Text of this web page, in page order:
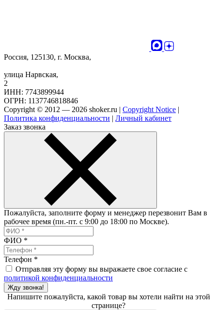
Россия, 125130, г. Москва,
улица Нарвская,
2
ИНН: 7743899944
ОГРН: 1137746818846
Copyright © 2012 — 2026 shoker.ru | Copyright Notice |
Политика конфиденциальности | Личный кабинет
Заказ звонка
Пожалуйста, заполните форму и менеджер перезвонит Вам в
рабочее время (пн.-пт. с 9:00 до 18:00 по Москве).
ФИО *
Телефон *
Отправляя эту форму вы выражаете свое согласие с
политикой конфиденциальности
Жду звонка!
Напишите пожалуйста, какой товар вы хотели найти на этой
странице?